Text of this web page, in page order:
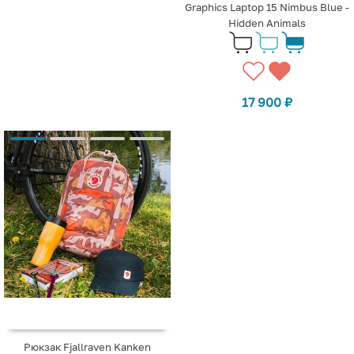
Graphics Laptop 15 Nimbus Blue -
Hidden Animals
17 900 ₽
Рюкзак Fjallraven Kanken